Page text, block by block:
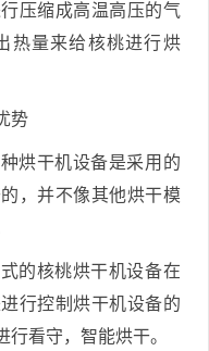
压缩成高温高压的气
热量来给核桃进行烘
势
干机设备是采用的
，并不像其他烘干模
核桃烘干机设备在
行控制烘干机设备的
看守，智能烘干。